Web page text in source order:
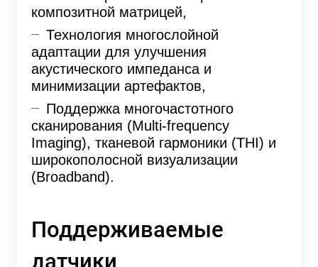
композитной матрицей,
Технология многослойной
адаптации для улучшения
акустического импеданса и
минимизации артефактов,
Поддержка многочастотного
сканирования (Multi-frequency
Imaging), тканевой гармоники (THI) и
широкополосной визуализации
(Broadband).
Поддерживаемые
датчики